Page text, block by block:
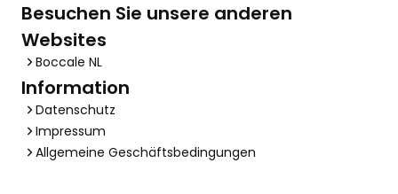
Besuchen Sie unsere anderen
Websites
Boccale NL
Information
Datenschutz
Impressum
Allgemeine Geschäftsbedingungen